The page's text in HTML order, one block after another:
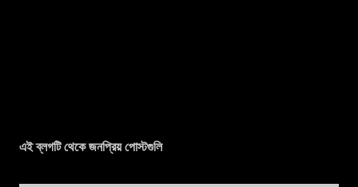
এই ব্লগটি থেকে জনপ্রিয় পোস্টগুলি